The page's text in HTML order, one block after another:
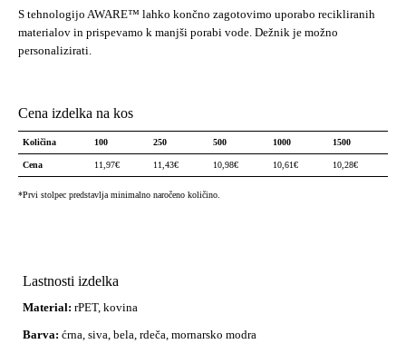
S tehnologijo AWARE™ lahko končno zagotovimo uporabo recikliranih
materialov in prispevamo k manjši porabi vode. Dežnik je možno
personalizirati.
Cena izdelka na kos
Količina 100 250 500 1000 1500
Cena 11,97€ 11,43€ 10,98€ 10,61€ 10,28€
*Prvi stolpec predstavlja minimalno naročeno količino.
Lastnosti izdelka
Material: rPET, kovina
Barva: ćrna, siva, bela, rdeča, mornarsko modra